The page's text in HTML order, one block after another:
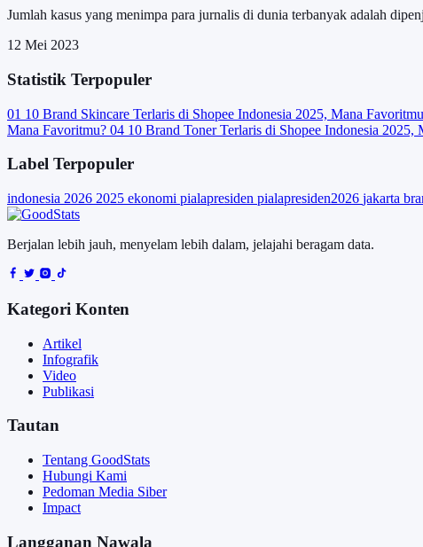
Jumlah kasus yang menimpa para jurnalis di dunia terbanyak adalah
12 Mei 2023
Statistik Terpopuler
01 10 Brand Skincare Terlaris di Shopee Indonesia 2025, Mana
Mana Favoritmu? 04 10 Brand Toner Terlaris di Shopee Indonesia 2025,
Label Terpopuler
indonesia 2026 2025 ekonomi pialapresiden pialapresiden2026 jakarta
Berjalan lebih jauh, menyelam lebih dalam, jelajahi beragam data.
Kategori Konten
Artikel
Infografik
Video
Publikasi
Tautan
Tentang GoodStats
Hubungi Kami
Pedoman Media Siber
Impact
Langganan Nawala